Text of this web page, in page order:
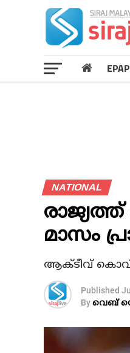
NATIONAL
മാസം
ആക്ടീവ്
Published
Byവെബ്